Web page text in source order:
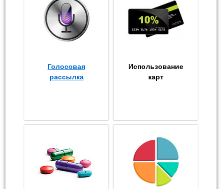
Голосовая
рассылка
Использование
карт